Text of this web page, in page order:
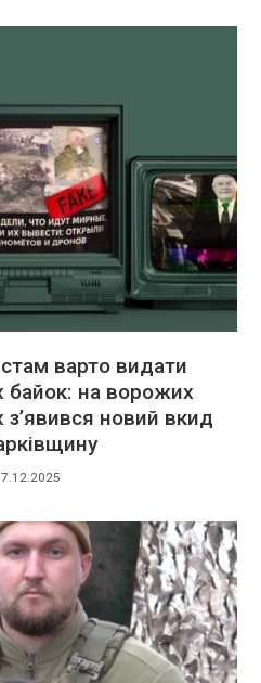
варто видати
байок: на ворожих
новий вкид